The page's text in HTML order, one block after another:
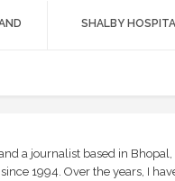
SHALBY HOSPITAL
a journalist based in
1994. Over the years, I